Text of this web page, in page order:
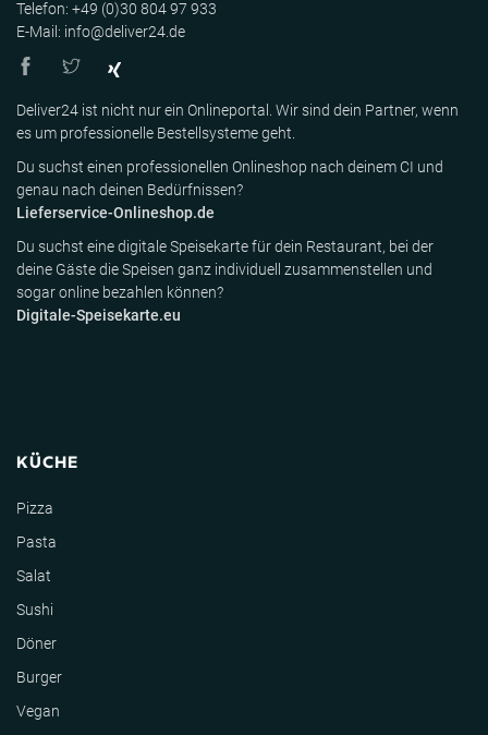
Telefon: +49 (0)30 804 97 933
E-Mail: info@deliver24.de
Deliver24 ist nicht nur ein Onlineportal. Wir sind dein Partner, wenn
es um professionelle Bestellsysteme geht.
Du suchst einen professionellen Onlineshop nach deinem CI und
genau nach deinen Bedürfnissen?
Lieferservice-Onlineshop.de
Du suchst eine digitale Speisekarte für dein Restaurant, bei der
deine Gäste die Speisen ganz individuell zusammenstellen und
sogar online bezahlen können?
Digitale-Speisekarte.eu
KÜCHE
Pizza
Pasta
Salat
Sushi
Döner
Burger
Vegan